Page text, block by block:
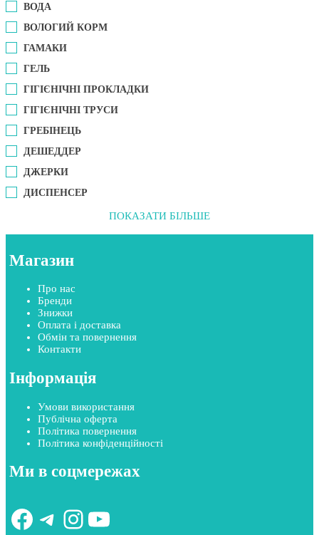
ВОДА
ВОЛОГИЙ КОРМ
ГАМАКИ
ГЕЛЬ
ГІГІЄНІЧНІ ПРОКЛАДКИ
ГІГІЄНІЧНІ ТРУСИ
ГРЕБІНЕЦЬ
ДЕШЕДДЕР
ДЖЕРКИ
ДИСПЕНСЕР
ПОКАЗАТИ БІЛЬШЕ
Магазин
Про нас
Бренди
Знижки
Оплата і доставка
Обмін та повернення
Контакти
Інформація
Умови використання
Публічна оферта
Політика повернення
Політика конфіденційності
Ми в соцмережах
Facebook
Telegram
Instagram
YouTube